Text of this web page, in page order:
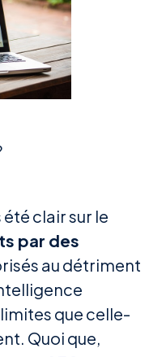
été clair sur le
par des
au détriment
que celle-
Quoi que,